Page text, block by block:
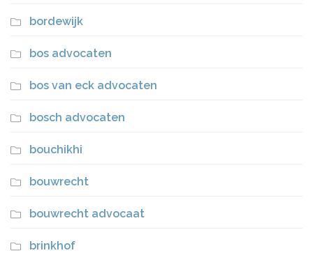
bordewijk
bos advocaten
bos van eck advocaten
bosch advocaten
bouchikhi
bouwrecht
bouwrecht advocaat
brinkhof